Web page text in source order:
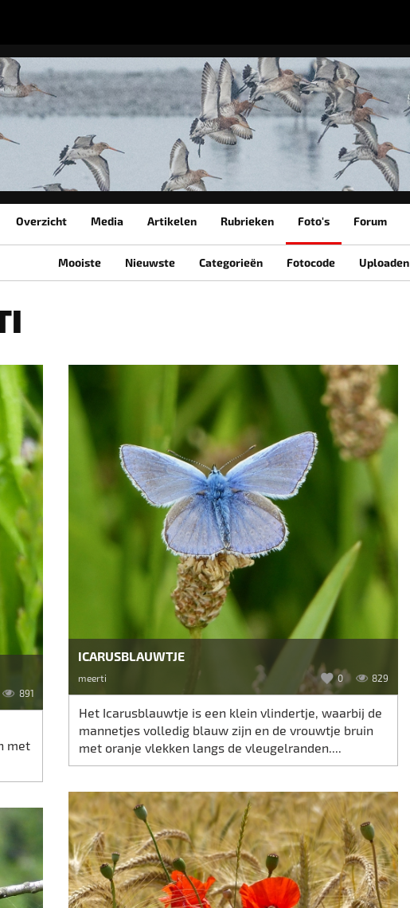
Overzicht Media Artikelen Rubrieken Foto's Forum
Mooiste Nieuwste Categorieën Fotocode Uploaden
891
met
ICARUSBLAUWTJE
meerti 0 829
Het Icarusblauwtje is een klein vlindertje, waarbij de
mannetjes volledig blauw zijn en de vrouwtje bruin
met oranje vlekken langs de vleugelranden....